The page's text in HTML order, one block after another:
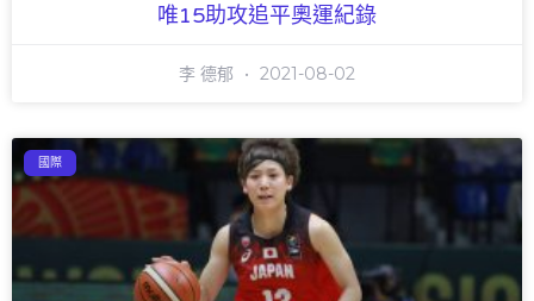
唯15助攻追平奧運紀錄
李 德郁 2021-08-02
國際